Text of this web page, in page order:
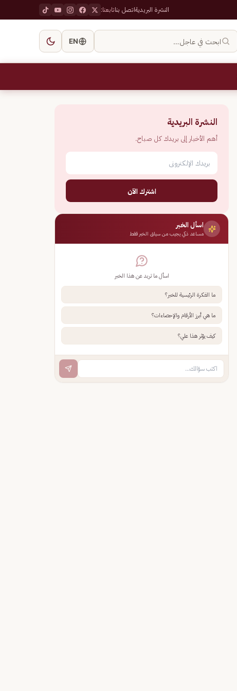
النشرة البريديةاتصل بناتابعنا:
ابحث في عاجل… EN
النشرة البريدية
أهم الأخبار إلى بريدك كل صباح.
اشترك الآن
اسأل الخبر
مساعد ذكي يجيب من سياق الخبر فقط
اسأل ما تريد عن هذا الخبر
ما الفكرة الرئيسية للخبر؟
ما هي أبرز الأرقام والإحصاءات؟
كيف يؤثر هذا علي؟